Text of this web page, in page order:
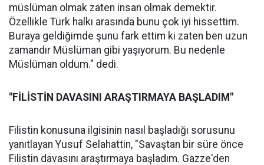
müslüman olmak zaten insan olmak demektir.
Özellikle Türk halkı arasında bunu çok iyi hissettim.
Buraya geldiğimde şunu fark ettim ki zaten ben uzun
zamandır Müslüman gibi yaşıyorum. Bu nedenle
Müslüman oldum." dedi.
"FİLİSTİN DAVASINI ARAŞTIRMAYA BAŞLADIM"
Filistin konusuna ilgisinin nasıl başladığı sorusunu
yanıtlayan Yusuf Selahattin, "Savaştan bir süre önce
Filistin davasını araştırmaya başladım. Gazze'den